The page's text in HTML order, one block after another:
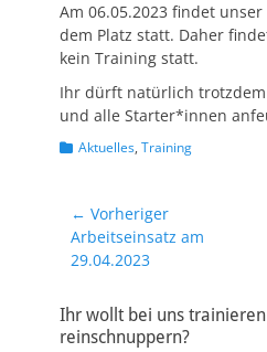
Am 06.05.2023 findet
dem Platz statt. Daher
kein Training statt.
Ihr dürft natürlich
und alle Starter*innen
Kategorien
Aktuelles, Training
Beitragsnavigation
← Vorheriger
Vorheriger
Beitrag:
Arbeitseinsatz am
29.04.2023
Ihr wollt bei uns
reinschnuppern?